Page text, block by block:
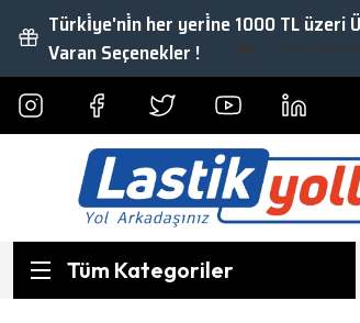
Türki̇ye'ni̇n her yeri̇ne 1000 TL üzeri
Varan Seçenekler !
Tüm Kategoriler